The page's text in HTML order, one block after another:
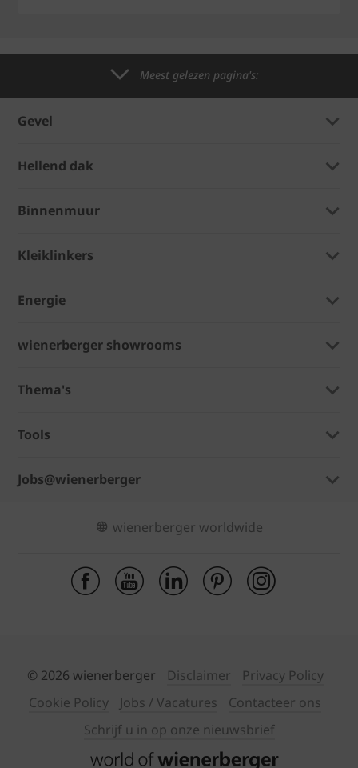
Meest gelezen pagina's:
Gevel
Hellend dak
Binnenmuur
Kleiklinkers
Energie
wienerberger showrooms
Thema's
Tools
Jobs@wienerberger
wienerberger worldwide
© 2026 wienerberger Disclaimer
Privacy Policy
Cookie Policy
Jobs / Vacatures
Contacteer ons
Schrijf u in op onze nieuwsbrief